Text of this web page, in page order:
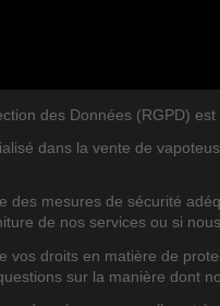
France
des Données (RGPD)
dans la vente de
des mesures de sécurité
de nos services ou si
vos droits en matière de
sur la manière dont